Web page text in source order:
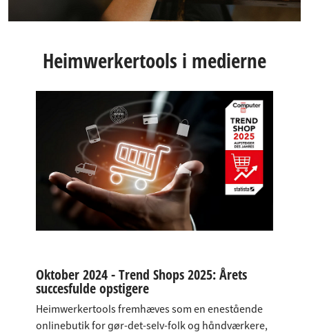
Heimwerkertools i medierne
Oktober 2024 - Trend Shops 2025: Årets
succesfulde opstigere
Heimwerkertools fremhæves som en enestående
onlinebutik for gør-det-selv-folk og håndværkere,